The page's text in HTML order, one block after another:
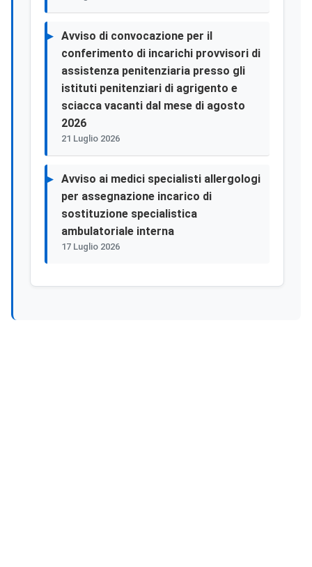
Avviso di convocazione per il
conferimento di incarichi provvisori di
assistenza penitenziaria presso gli
istituti penitenziari di agrigento e
sciacca vacanti dal mese di agosto
2026
21 Luglio 2026
Avviso ai medici specialisti allergologi
per assegnazione incarico di
sostituzione specialistica
ambulatoriale interna
17 Luglio 2026